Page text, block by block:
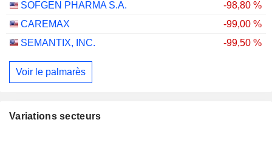
SOFGEN PHARMA S.A.
-98,80 %
CAREMAX
-99,00 %
SEMANTIX, INC.
-99,50 %
Voir le palmarès
Variations secteurs